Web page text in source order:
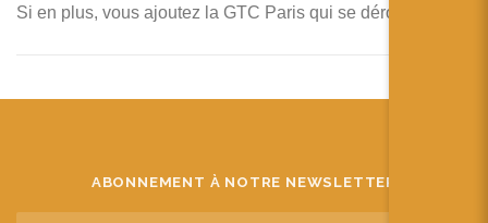
Si en plus, vous ajoutez la GTC Paris qui se déroulait …
ABONNEMENT À NOTRE NEWSLETTER